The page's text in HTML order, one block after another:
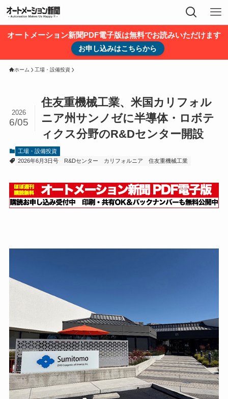
オートメーション新聞PDF電子版は無料でお読みいただけます
お申し込みはこちらから
ホーム 工場・設備投資
住友重機械工業、米国カリフォル
ニア州サンノゼに半導体・ロボテ
ィクス分野のR&Dセンター開設
2026
6/05
工場・設備投資
2026年6月3日号
R&Dセンター カリフォルニア 住友重機械工業